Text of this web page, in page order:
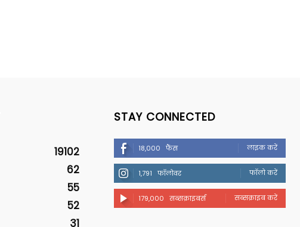
19102
62
55
52
31
STAY CONNECTED
18,000 फैंस लाइक करें
1,791 फॉलोवर फॉलो करें
179,000 सब्सक्राइबर्स सब्सक्राइब करें